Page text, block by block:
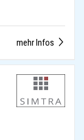
mehr Infos